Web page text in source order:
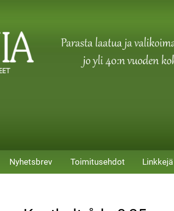
Nyhetsbrev Toimitusehdot Linkkejä